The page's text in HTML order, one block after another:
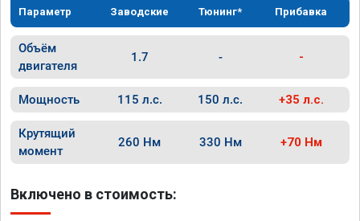
Параметр Заводские Тюнинг* Прибавка
Объём
двигателя
1.7 - -
Мощность 115 л.с. 150 л.с. +35 л.с.
Крутящий
момент
260 Нм 330 Нм +70 Нм
Включено в стоимость: